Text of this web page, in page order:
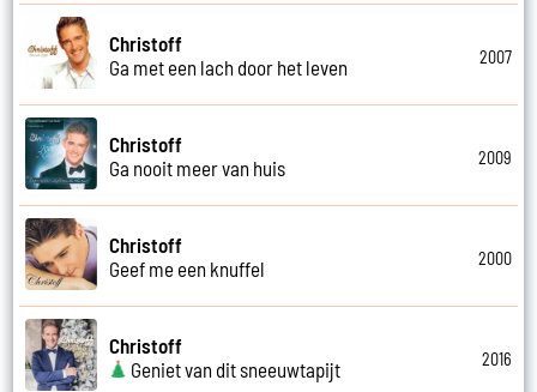
Christoff
Ga met een lach door het leven
2007
Christoff
Ga nooit meer van huis
2009
Christoff
Geef me een knuffel
2000
Christoff
Geniet van dit sneeuwtapijt
2016